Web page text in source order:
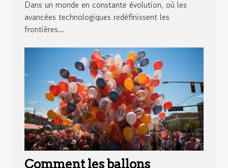
diplomatie
Dans un monde en constante évolution, où les
avancées technologiques redéfinissent les
frontières...
Comment les ballons